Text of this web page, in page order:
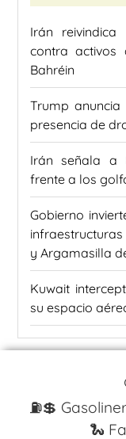
Irán
contra activos
Bahréin
Trump anuncia
presencia de
Irán señala a
frente a los
Gobierno
y Argamasilla
Kuwait
su espacio
⛽️💲
🐍